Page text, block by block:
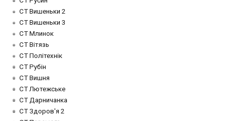
СТ Вишеньки 2
СТ Вишеньки 3
СТ Млинок
СТ Вітязь
СТ Політехнік
СТ Рубін
СТ Вишня
СТ Лютежське
СТ Дарничанка
СТ Здоров'я 2